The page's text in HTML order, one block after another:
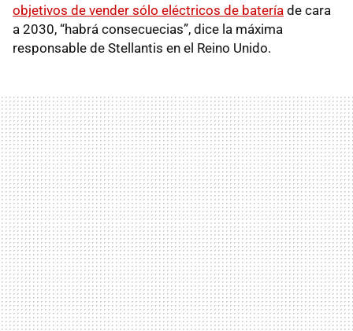
objetivos de vender sólo eléctricos de batería de cara
a 2030, “habrá consecuecias”, dice la máxima
responsable de Stellantis en el Reino Unido.